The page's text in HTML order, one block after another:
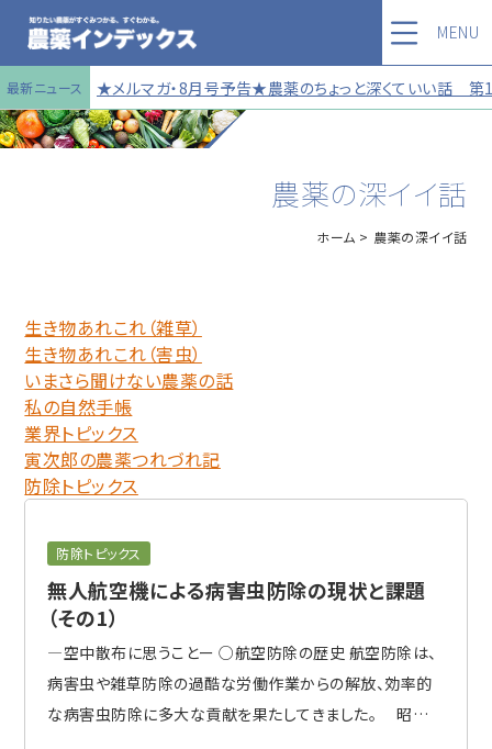
最新ニュース★メルマガ・8月号予告★農薬のちょっと深くていい話 第
MENU
農薬の深イイ話
ホーム 農薬の深イイ話
生き物あれこれ（雑草）
生き物あれこれ（害虫）
いまさら聞けない農薬の話
私の自然手帳
業界トピックス
寅次郎の農薬つれづれ記
防除トピックス
防除トピックス
無人航空機による病害虫防除の現状と課題
（その1）
―空中散布に思うことー ○航空防除の歴史 航空防除は、
病害虫や雑草防除の過酷な労働作業からの解放、効率的
な病害虫防除に多大な貢献を果たしてきました。 昭和3